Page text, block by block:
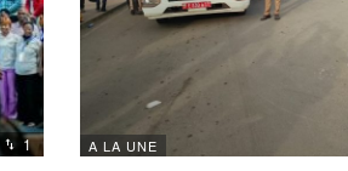
1 A LA UNE